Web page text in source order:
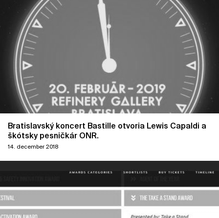
Bratislavský koncert Bastille otvoria Lewis Capaldi a
škótsky pesničkár ONR.
14. december 2018